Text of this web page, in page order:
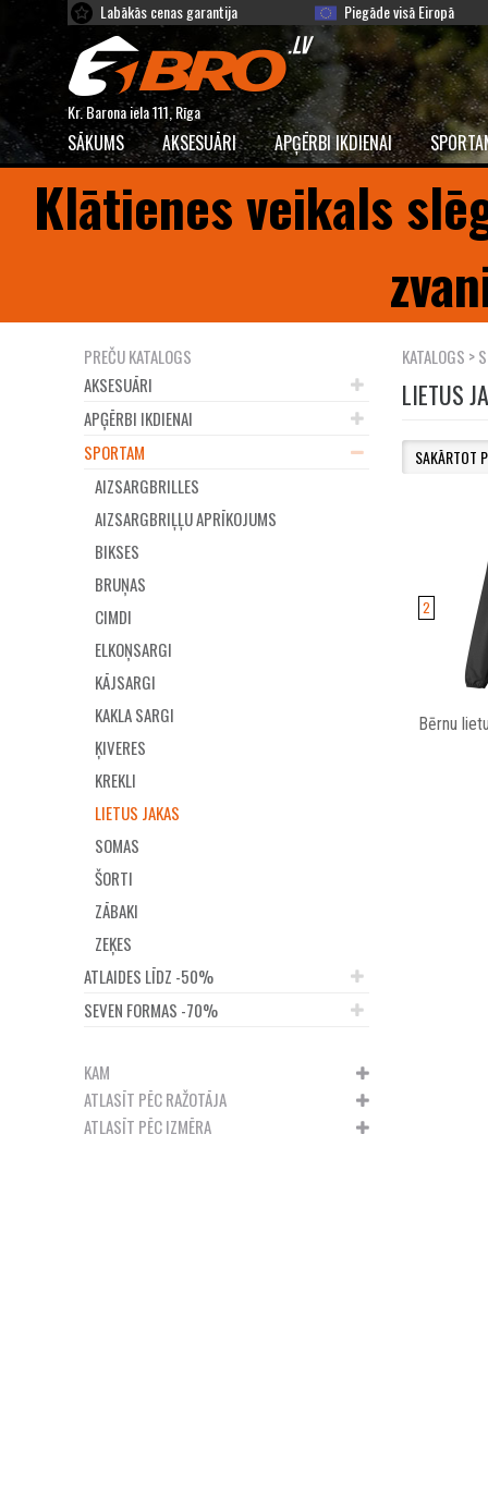
Labākās cenas garantija Piegāde visā Eiropā
Kr. Barona iela 111, Rīga
SĀKUMS AKSESUĀRI APĢĒRBI IKDIENAI
Klātienes veikals
PREČU KATALOGS
AKSESUĀRI
APĢĒRBI IKDIENAI
SPORTAM
AIZSARGBRILLES
AIZSARGBRIĻĻU APRĪKOJUMS
BIKSES
BRUŅAS
CIMDI
ELKOŅSARGI
KĀJSARGI
KAKLA SARGI
ĶIVERES
KREKLI
LIETUS JAKAS
SOMAS
ŠORTI
ZĀBAKI
ZEĶES
ATLAIDES LĪDZ -50%
SEVEN FORMAS -70%
KAM
ATLASĪT PĒC RAŽOTĀJA
ATLASĪT PĒC IZMĒRA
KATALOGS >
LIETUS
2
Bērnu